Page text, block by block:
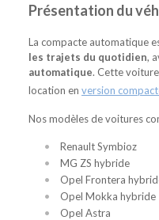
Présentation du
La compacte automatique
les trajets du quotidien,
automatique. Cette
location en version
Nos modèles de voitures
Renault Symbioz
MG ZS hybride
Opel Frontera
Opel Mokka hybride
Opel Astra